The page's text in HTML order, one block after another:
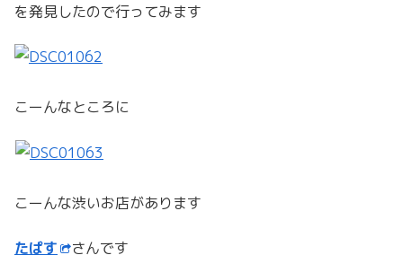
を発見したので行ってみます
こーんなところに
こーんな渋いお店があります
たぱす さんです